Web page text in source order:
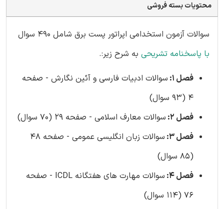
محتویات بسته فروشی
سوالات آزمون استخدامی اپراتور پست برق شامل 490 سوال
با پاسخنامه تشریحی به شرح زیر:.
فصل 1:
سوالات ادبیات فارسی و آئین نگارش - صفحه
4 (93 سوال)
فصل 2:
سوالات معارف اسلامی - صفحه 29 (70 سوال)
فصل 3:
سوالات زبان انگلیسی عمومی - صفحه 48
(85 سوال)
فصل 4:
سوالات مهارت های هفتگانه ICDL - صفحه
76 (114 سوال)